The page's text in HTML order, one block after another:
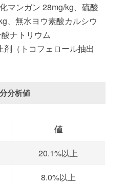
マンガン 28mg/kg、硫酸
、無水ヨウ素酸カルシウ
ナトリウム
（トコフェロール抽出
分析値
値
20.1%以上
8.0%以上